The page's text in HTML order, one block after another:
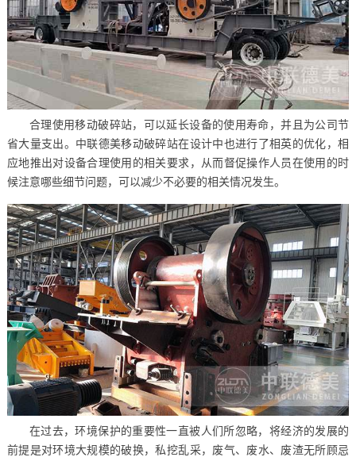
合理使用移动破碎站，可以延长设备的使用寿命，并且为公司节
省大量支出。中联德美移动破碎站在设计中也进行了相英的优化，相
应地推出对设备合理使用的相关要求，从而督促操作人员在使用的时
候注意哪些细节问题，可以减少不必要的相关情况发生。
在过去，环境保护的重要性一直被人们所忽略，将经济的发展的
前提是对环境大规模的破换，私挖乱采，废气、废水、废渣无所顾忌